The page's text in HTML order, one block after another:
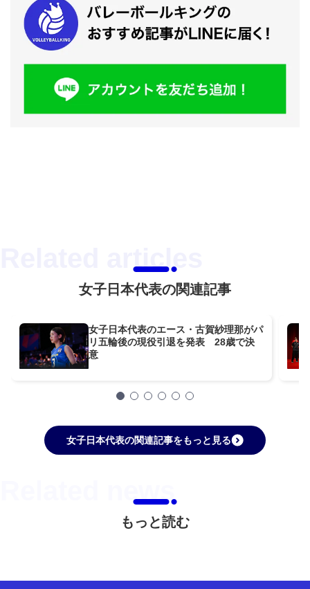
女子日本代表の関連記事
女子日本代表のエース・古賀紗理那がパ
リ五輪後の現役引退を発表 28歳で決
意
女子日本代表の関連記事をもっと見る
もっと読む